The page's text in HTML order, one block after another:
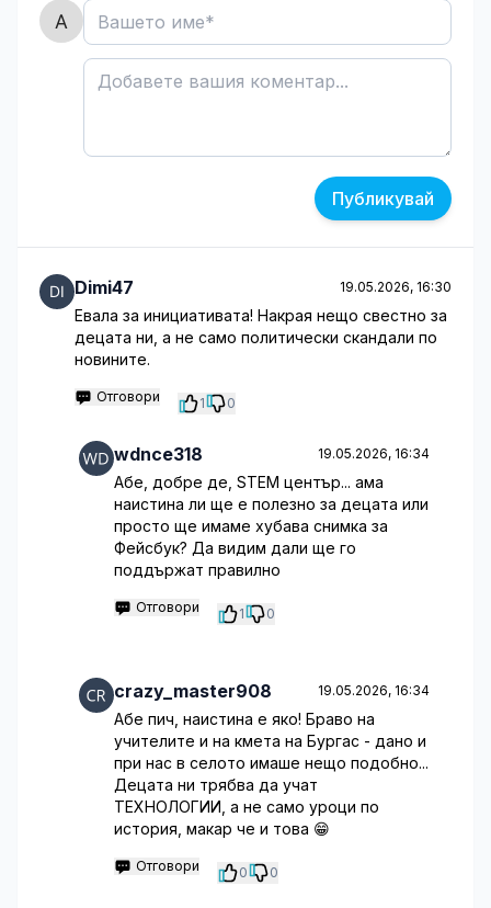
Публикувай
Dimi47 19.05.2026, 16:30
Евала за инициативата! Накрая нещо свестно за
децата ни, а не само политически скандали по
новините.
Отговори 1 0
wdnce318 19.05.2026, 16:34
Абе, добре де, STEM център... ама
наистина ли ще е полезно за децата или
просто ще имаме хубава снимка за
Фейсбук? Да видим дали ще го
поддържат правилно
Отговори 1 0
crazy_master908 19.05.2026, 16:34
Абе пич, наистина е яко! Браво на
учителите и на кмета на Бургас - дано и
при нас в селото имаше нещо подобно...
Децата ни трябва да учат
ТЕХНОЛОГИИ, а не само уроци по
история, макар че и това 😁
Отговори 0 0